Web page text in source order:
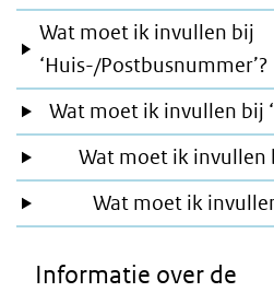
Wat moet ik invullen bij
‘Huis-/Postbusnummer’?
Wat moet ik invullen bij
Wat moet ik invullen
Wat moet ik
Informatie over de